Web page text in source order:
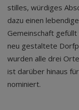
stilles, würdiges
dazu einen
Gemeinschaft
neu gestaltete
wurden alle drei
ist darüber hinaus
nominiert.